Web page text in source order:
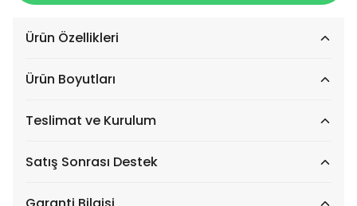
Ürün Özellikleri
Ürün Boyutları
Teslimat ve Kurulum
Satış Sonrası Destek